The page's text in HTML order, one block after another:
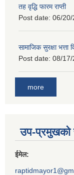
तह वृद्धि फारम राप्ती
Post date: 06/20/
सामाजिक सुरक्षा
Post date: 08/
more
उप-प्रमुखको
ईमेल: